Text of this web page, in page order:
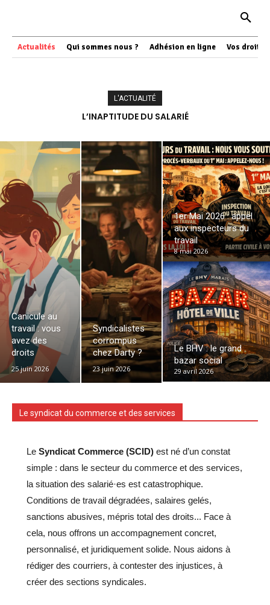
Actualités Qui sommes nous ? Adhésion en ligne Vos droits
L'ACTUALITÉ
L’INAPTITUDE DU SALARIÉ
VIVARTE OU LE RÈGNE DES VAUTOURS
Canicule au
travail : vous
avez des
droits
25 juin 2026
Syndicalistes
corrompus
chez Darty ?
23 juin 2026
1er Mai 2026 : appel
aux inspecteurs du
travail
8 mai 2026
Le BHV : le grand
bazar social
29 avril 2026
Le syndicat du commerce et des services
Le Syndicat Commerce (SCID) est né d’un constat
simple : dans le secteur du commerce et des services,
la situation des salarié·es est catastrophique.
Conditions de travail dégradées, salaires gelés,
sanctions abusives, mépris total des droits... Face à
cela, nous offrons un accompagnement concret,
personnalisé, et juridiquement solide. Nous aidons à
rédiger des courriers, à contester des injustices, à
créer des sections syndicales.